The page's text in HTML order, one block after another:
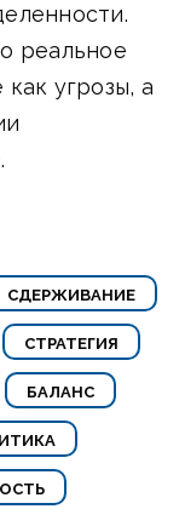
реальное
угрозы, а
СДЕРЖИВАНИЕ
СТРАТЕГИЯ
БАЛАНС